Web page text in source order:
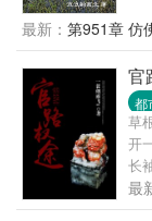
苏
袋
给
最新： 第951章 仿
官
都
草
开
长
最